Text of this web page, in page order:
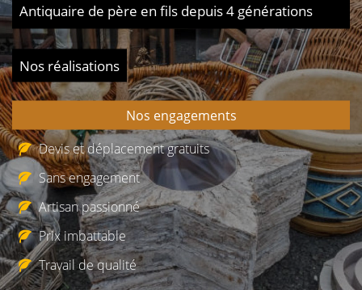
Antiquaire de père en fils depuis 4 générations
Nos réalisations
Nos engagements
Devis et déplacement gratuits
Sans engagement
Artisan passionné
Prix imbattable
Travail de qualité